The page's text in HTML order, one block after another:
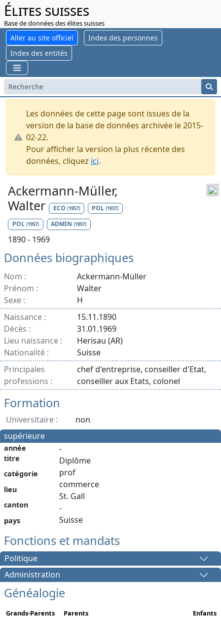
Élites suisses
Base de données des élites suisses
Aller au site officiel
Index des personnes
Index des entités
Les données de cette page sont issues de la
version de la base de données archivée le 2015-
02-22.
Pour afficher la version la plus récente des
données, cliquez ici.
Ackermann-Müller,
Walter
ECO (1957) POL(1937)
POL (1957) ADMIN(1957)
1890 - 1969
Données biographiques
Nom :
Ackermann-Müller
Prénom :
Walter
Sexe :
H
Naissance :
15.11.1890
Décès :
31.01.1969
Lieu naissance :
Herisau (AR)
Nationalité :
Suisse
Principales
professions :
chef d'entreprise, conseiller d'Etat,
conseiller aux Etats, colonel
Formation
Universitaire :
non
supérieure
année
titre
catégorie
lieu
canton
pays
-
Diplôme
prof
commerce
St. Gall
-
Suisse
Fonctions et mandats
Politique
Administration
Généalogie
Grands-Parents Parents Enfants